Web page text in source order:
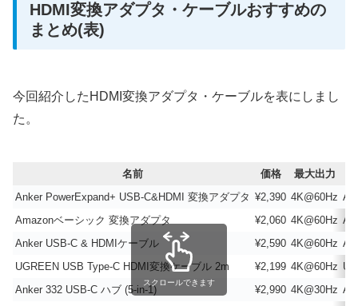
HDMI変換アダプタ・ケーブルおすすめの
まとめ(表)
今回紹介したHDMI変換アダプタ・ケーブルを表にしまし
た。
名前 価格
最大出力
Anker PowerExpand+ USB-C&HDMI 変換アダプタ ¥2,390 4K@60Hz
Amazonベーシック 変換アダプタ
¥2,060 4K@60Hz
Anker USB-C & HDMIケーブル
¥2,590 4K@60Hz
UGREEN USB Type-C HDMI変換ケーブル 2m
¥2,199 4K@60Hz
Anker 332 USB-C ハブ (5-in-1)
¥2,990 4K@30Hz
スクロールできます